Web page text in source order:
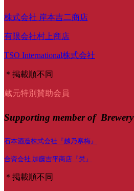
株式会社 岸本吉二商店
有限会社村上商店
TSO International株式会社
＊掲載順不同
蔵元特別賛助会員
Supporting member of Brewery
石本酒造株式会社『越乃寒梅』
合資会社 加藤吉平商店『梵』
＊掲載順不同